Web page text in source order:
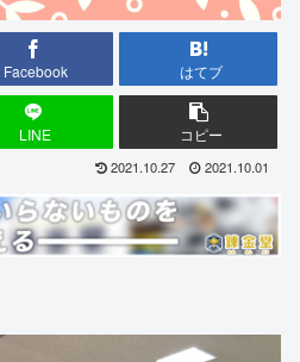
Facebook はてブ
LINE コピー
2021.10.27 2021.10.01